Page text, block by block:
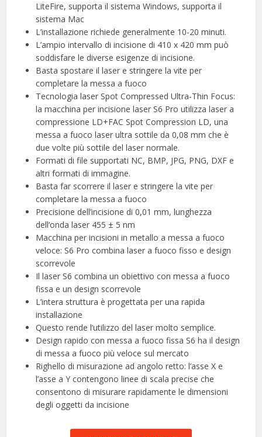
LiteFire, supporta il sistema Windows, supporta il
sistema Mac
L’installazione richiede generalmente 10-20 minuti.
L’ampio intervallo di incisione di 410 x 420 mm può
soddisfare le diverse esigenze di incisione.
Basta spostare il laser e stringere la vite per
completare la messa a fuoco
Tecnologia laser Spot Compressed Ultra-Thin Focus:
la macchina per incisione laser S6 Pro utilizza laser a
compressione LD+FAC Spot Compression LD, una
messa a fuoco laser ultra sottile da 0,08 mm che è
due volte più sottile del laser normale.
Formati di file supportati NC, BMP, JPG, PNG, DXF e
altri formati di immagine.
Basta far scorrere il laser e stringere la vite per
completare la messa a fuoco
Precisione dell’incisione di 0,01 mm, lunghezza
dell’onda laser 455 ± 5 nm
Macchina per incisioni in metallo a messa a fuoco
veloce: S6 Pro combina laser a fuoco fisso e design
scorrevole
Il laser S6 combina un obiettivo con messa a fuoco
fissa e un design scorrevole
L’intera struttura è progettata per una rapida
installazione
Questo rende l’utilizzo del laser molto semplice.
Design rapido con messa a fuoco fissa S6 ha il design
di messa a fuoco più veloce sul mercato
Righello di misurazione ad angolo retto: l’asse X e
l’asse a Y contengono linee di scala precise che
consentono di misurare rapidamente le dimensioni
degli oggetti da incisione